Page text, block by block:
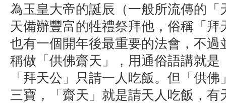
為玉皇大帝的誕辰（一般所流傳的「
天備辦豐富的牲禮祭拜他，俗稱「
也有一個開年後最重要的法會，不過
稱做「供佛齋天」，用通俗語講就是
「拜天公」只請一人吃飯。但「供
三寶，「齋天」就是請天人吃飯，有